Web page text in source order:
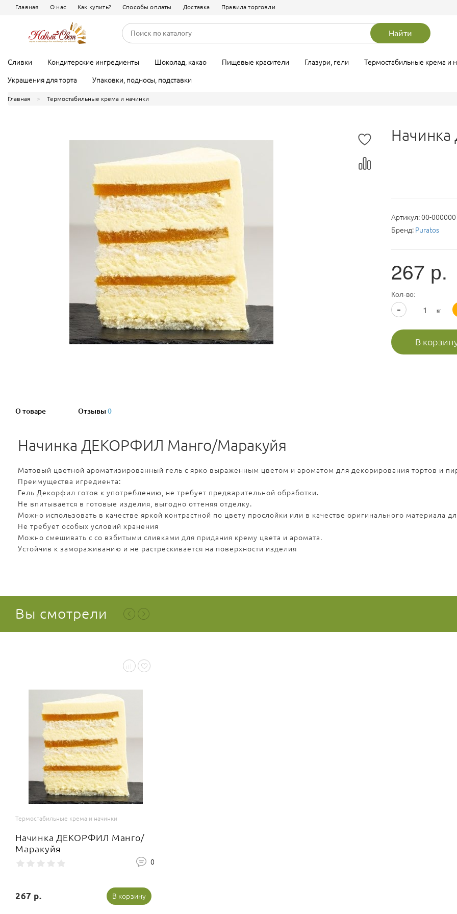
Главная О нас Как купить? Способы оплаты Доставка Правила торговли
Найти
Сливки Кондитерские ингредиенты
Кондитерские ингредиенты Посыпки
Шоколад, какао
Молочный шоколад
Пищевые красители
Гелевые красители Красители сухие, кандурины Жирорастворимые
Глазури, гели Термостабильные крема и
Закваски, заварки Смеси Улучшители
Украшения для торта Упаковки, подносы, подставки
Главная Термостабильные крема и начинки
Артикул:00-
Бренд: Puratos
267 р.
Кол-во:
кг
-
В
О товаре Отзывы 0
Начинка ДЕКОРФИЛ Манго/Маракуйя
Матовый цветной ароматизированный гель с ярко выраженным цветом и ароматом для декорирования тортов и
Преимущества игредиента:
Гель Декорфил готов к употреблению, не требует предварительной обработки.
Не впитывается в готовые изделия, выгодно оттеняя отделку.
Можно использовать в качестве яркой контрастной по цвету прослойки или в качестве оригинального материала
Не требует особых условий хранения
Можно смешивать с со взбитыми сливками для придания крему цвета и аромата.
Устойчив к замораживанию и не растрескивается на поверхности изделия
Вы смотрели
Термостабильные крема и начинки
Начинка ДЕКОРФИЛ Манго/
Маракуйя
0
267 р. В корзину